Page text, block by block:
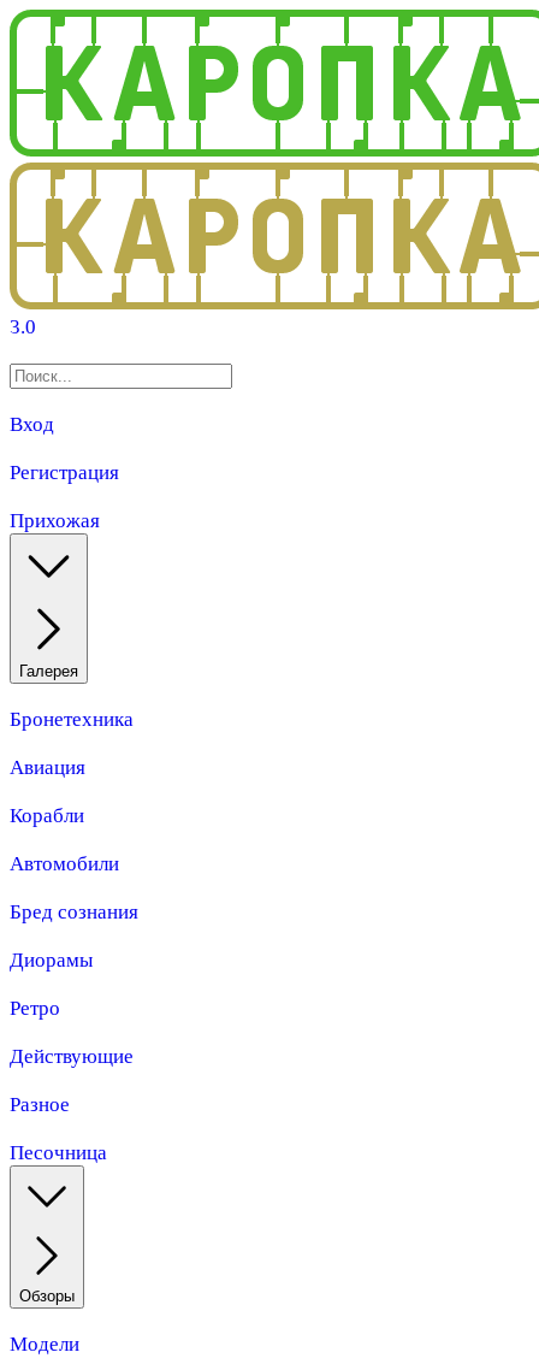
3.0
Вход
Регистрация
Прихожая
Галерея
Бронетехника
Авиация
Корабли
Автомобили
Бред сознания
Диорамы
Ретро
Действующие
Разное
Песочница
Обзоры
Модели